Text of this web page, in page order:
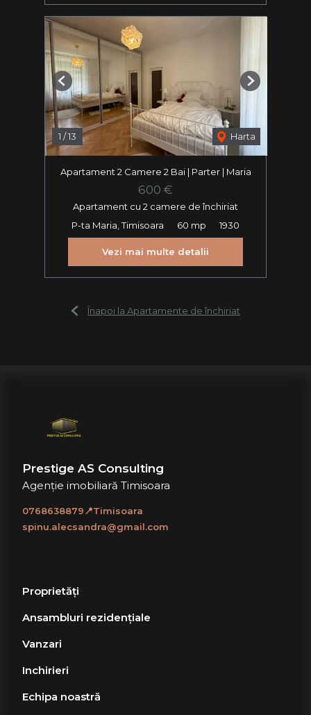
1 /13 Harta
Previous Next
Apartament 2 Camere 2 Bai | Parter | Maria
600 €
Apartament cu 2 camere de închiriat
P-ta Maria, Timisoara
60 mp 1930
Vezi mai multe detalii
Înapoi la Apartamente de închiriat
Prestige AS Consulting
Agenție imobiliară Timisoara
0768638879📍Timisoara
spinu.alecsandra@gmail.com
Proprietăți
Ansambluri rezidențiale
Vanzari
Inchirieri
Echipa noastră